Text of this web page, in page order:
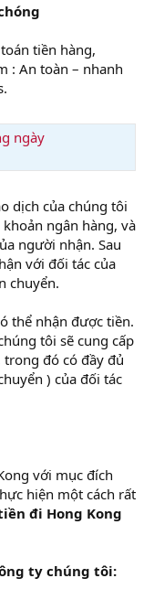
tiền hàng,
: An toàn – nhanh
ngày
dịch của chúng tôi
ngân hàng, và
người nhận. Sau
với đối tác của
chuyển.
thể nhận được tiền.
tôi sẽ cung cấp
đó có đầy đủ
) của đối tác
với mục đích
hiện một cách rất
đi Hong Kong
ty chúng tôi: